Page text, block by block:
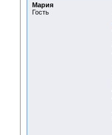
Мария
Гость